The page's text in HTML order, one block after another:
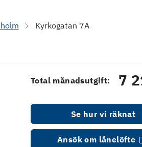
Kyrkogatan 7A
Total månadsutgift: 7
Se hur vi räknat
Ansök om lånelöfte